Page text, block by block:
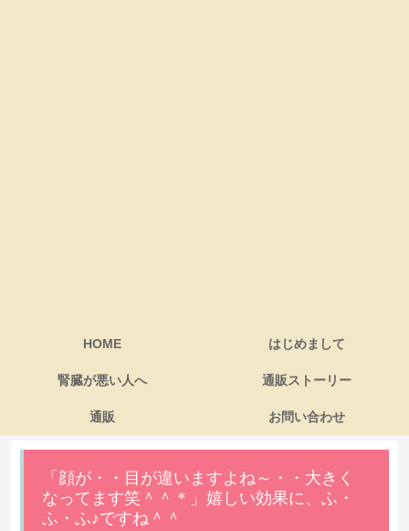
HOME はじめまして
腎臓が悪い人へ 通販ストーリー
通販 お問い合わせ
「顔が・・目が違いますよね～・・大きく
なってます笑＾＾＊」嬉しい効果に、ふ・
ふ・ふ♪ですね＾＾